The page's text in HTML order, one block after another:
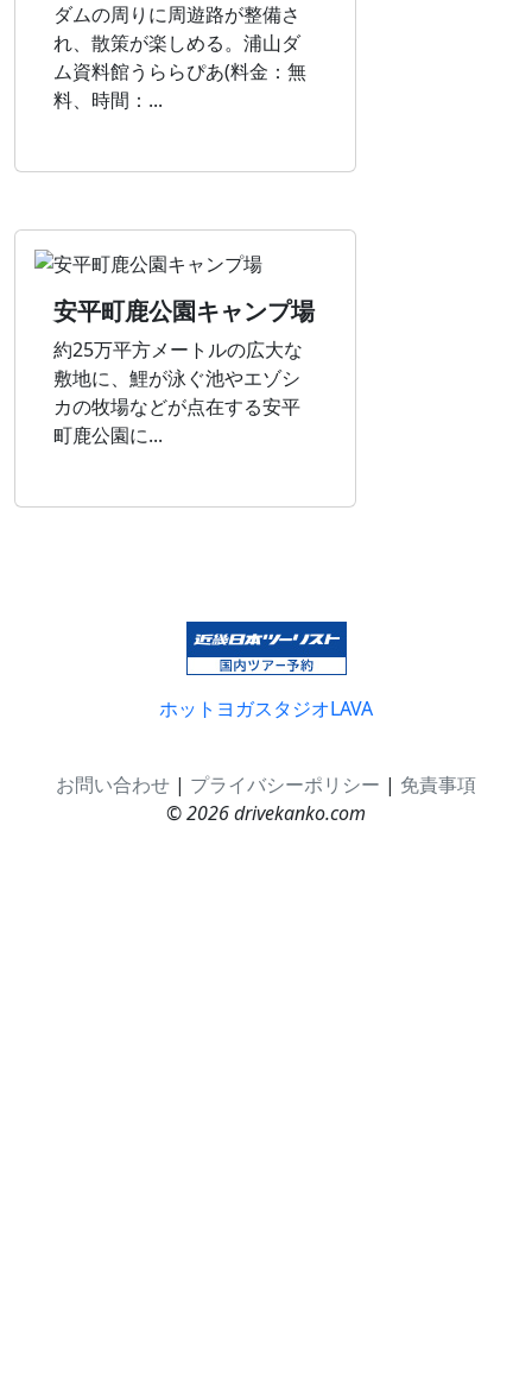
ダムの周りに周遊路が整備さ
れ、散策が楽しめる。浦山ダ
ム資料館うららぴあ(料金：無
料、時間：...
安平町鹿公園キャンプ場
約25万平方メートルの広大な
敷地に、鯉が泳ぐ池やエゾシ
カの牧場などが点在する安平
町鹿公園に...
ホットヨガスタジオLAVA
お問い合わせ | プライバシーポリシー | 免責事項
© 2026 drivekanko.com